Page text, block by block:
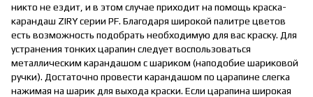
никто не ездит, и в этом случае приходит на помощь краска-
карандаш ZIRY серии PF. Благодаря широкой палитре цветов
есть возможность подобрать необходимую для вас краску. Для
устранения тонких царапин следует воспользоваться
металлическим карандашом с шариком (наподобие шариковой
ручки). Достаточно провести карандашом по царапине слегка
нажимая на шарик для выхода краски. Если царапина широкая